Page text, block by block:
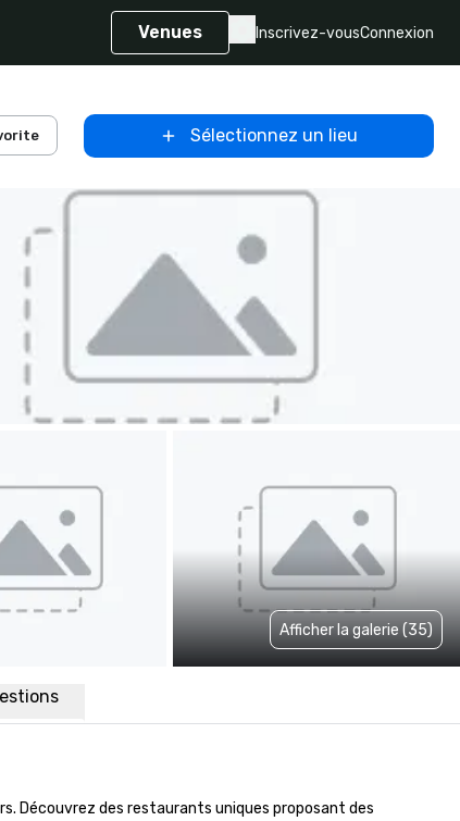
Venues Inscrivez-vousConnexion
Sélectionnez un lieu
Afficher la galerie (35)
Découvrez des restaurants uniques proposant des